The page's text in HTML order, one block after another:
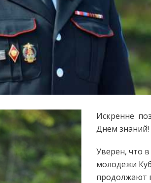
Искренне
Днем знаний!
Уверен, что
молодежи
продолжают